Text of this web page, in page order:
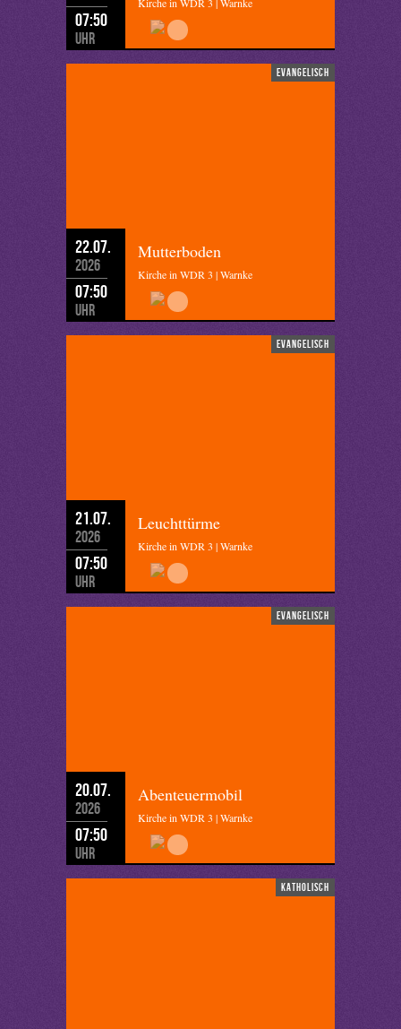
07:50
Uhr
evangelisch
22.07.
2026
07:50
Uhr
Mutterboden
Kirche in WDR 3 | Warnke
evangelisch
21.07.
2026
07:50
Uhr
Leuchttürme
Kirche in WDR 3 | Warnke
evangelisch
20.07.
2026
07:50
Uhr
Abenteuermobil
Kirche in WDR 3 | Warnke
katholisch